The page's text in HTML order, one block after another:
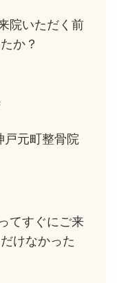
院いただく前
か？
戸元町整骨院
てすぐにご来
けなかった